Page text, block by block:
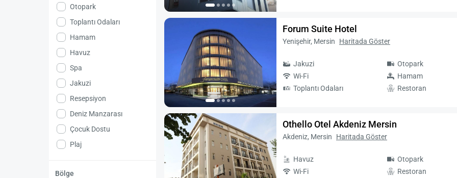
Otopark
Toplantı Odaları
Hamam
Havuz
Spa
Jakuzi
Resepsiyon
Deniz Manzarası
Çocuk Dostu
Plaj
Bölge
Forum Suite Hotel
Yenişehir, Mersin Haritada Göster
Jakuzi
Otopark
Wi-Fi
Hamam
Toplantı Odaları
Restoran
Othello Otel Akdeniz Mersin
Akdeniz, Mersin Haritada Göster
Havuz
Otopark
Wi-Fi
Restoran